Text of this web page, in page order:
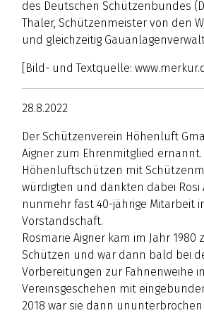
des Deutschen Schützenbundes
Thaler, Schützenmeister von den
und gleichzeitig
[Bild- und Textquelle:
28.8.2022
Der Schützenverein Höhenluft
Aigner zum Ehrenmitglied ernannt.
Höhenluftschützen mit
würdigten und dankten dabei Rosi
nunmehr fast 40-jährige Mitarbeit
Vorstandschaft.
Rosmarie Aigner kam im Jahr 1980
Schützen und war dann bald bei
Vorbereitungen zur Fahnenweihe
Vereinsgeschehen mit
2018 war sie dann ununterbrochen